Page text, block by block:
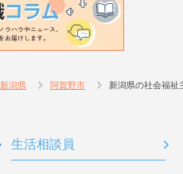
新潟県 阿賀野市 新潟県の社会福祉
生活相談員